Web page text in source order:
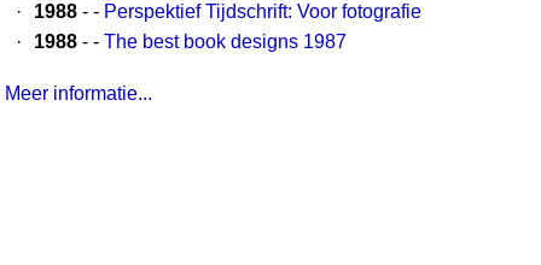
·
1988 - - Perspektief Tijdschrift: Voor fotografie
·
1988 - - The best book designs 1987
Meer informatie...